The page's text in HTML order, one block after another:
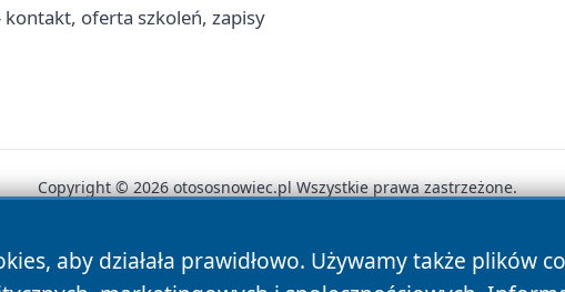
oferta szkoleń, zapisy
aby działała prawidłowo. Używamy także plików
Copyright © 2026 otososnowiec.pl Wszystkie prawa zastrzeżone.
News Autorzy Polityka Prywatności Polityka Cookies